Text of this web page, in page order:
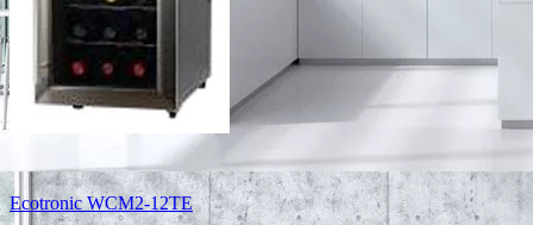
Ecotronic WCM2-12TE